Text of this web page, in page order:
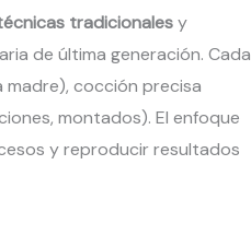
tradicionalesy
de última generación. Cada
cocción precisa
montados). El enfoque
y reproducir resultados